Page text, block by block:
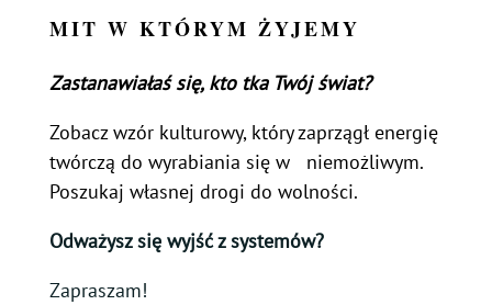
MIT W KTÓRYM ŻYJEMY
Zastanawiałaś się, kto tka Twój świat?
Zobacz wzór kulturowy, który zaprzągł energię
twórczą do wyrabiania się w niemożliwym.
Poszukaj własnej drogi do wolności.
Odważysz się wyjść z systemów?
Zapraszam!